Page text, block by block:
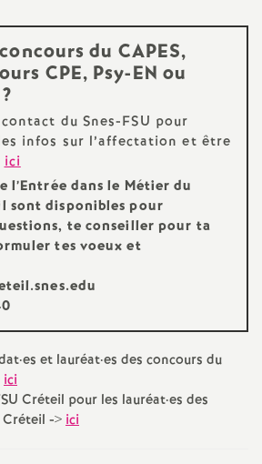
i
o
n
l
s
E
du CAPES,
CPE, Psy-EN ou
?
du Snes-FSU pour
infos sur l’affectation et être
ici
l’Entrée dans le Métier du
sont disponibles pour
te conseiller pour ta
tes voeux et
·es et lauréat·es des concours du
ici
Créteil pour les lauréat·es des
Créteil ->ici